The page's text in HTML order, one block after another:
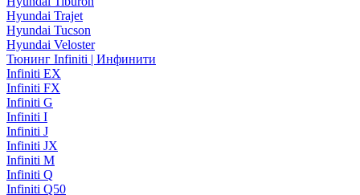
Hyundai Trajet
Hyundai Tucson
Hyundai Veloster
Тюнинг Infiniti | Инфинити
Infiniti EX
Infiniti FX
Infiniti G
Infiniti I
Infiniti J
Infiniti JX
Infiniti M
Infiniti Q
Infiniti Q50